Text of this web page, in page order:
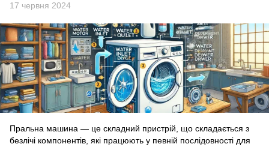
17 червня 2024
Пральна машина — це складний пристрій, що складається з
безлічі компонентів, які працюють у певній послідовності для